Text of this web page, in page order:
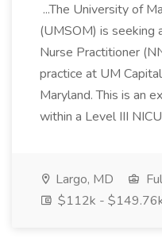
...The University of
(UMSOM) is seeking
Nurse Practitioner
practice at UM
Maryland. This is an
within a Level III
Largo, MD
$112k -